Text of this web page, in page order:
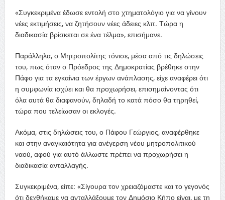
«Συγκεκριμένα έδωσε εντολή στο χτηματολόγιο για να γίνουν
νέες εκτιμήσεις, να ζητήσουν νέες άδειες κλπ. Τώρα η
διαδικασία βρίσκεται σε ένα τέλμα», επισήμανε.
Παράλληλα, ο Μητροπολίτης τόνισε, μέσα από τις δηλώσεις
του, πως όταν ο Πρόεδρος της Δημοκρατίας βρέθηκε στην
Πάφο για τα εγκαίνια των έργων ανάπλασης, είχε αναφέρει ότι
η συμφωνία ισχύει και θα προχωρήσει, επισημαίνοντας ότι
όλα αυτά θα διαφανούν, δηλαδή το κατά πόσο θα τηρηθεί,
τώρα που τελείωσαν οι εκλογές.
Ακόμα, στις δηλώσεις του, ο Πάφου Γεώργιος, αναφέρθηκε
και στην αναγκαιότητα για ανέγερση νέου μητροπολιτικού
ναού, αφού για αυτό άλλωστε πρέπει να προχωρήσει η
διαδικασία ανταλλαγής.
Συγκεκριμένα, είπε: «Σίγουρα τον χρειαζόμαστε και το γεγονός
ότι δεχθήκαμε να ανταλλάξουμε τον Δημόσιο Κήπο είναι, με τη